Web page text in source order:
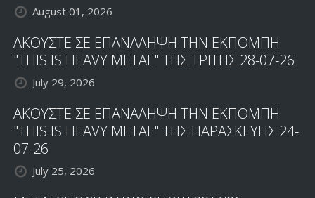
August 01, 2026
ΑΚΟΥΣΤΕ ΣΕ ΕΠΑΝΑΛΗΨΗ ΤΗΝ ΕΚΠΟΜΠΗ
"THIS IS HEAVY METAL" ΤΗΣ ΤΡΙΤΗΣ 28-07-26
July 29, 2026
ΑΚΟΥΣΤΕ ΣΕ ΕΠΑΝΑΛΗΨΗ ΤΗΝ ΕΚΠΟΜΠΗ
"THIS IS HEAVY METAL" ΤΗΣ ΠΑΡΑΣΚΕΥΗΣ 24-
07-26
July 25, 2026